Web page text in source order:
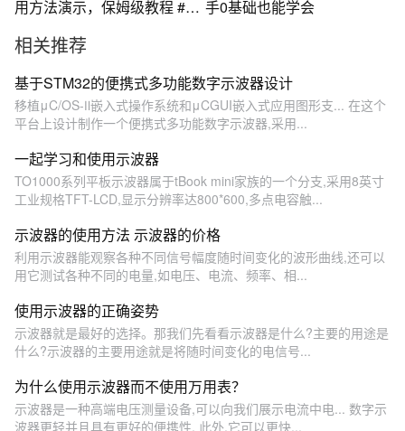
用方法演示，保姆级教程 #示 手0基础也能学会
相关推荐
基于STM32的便携式多功能数字示波器设计
移植μC/OS-Ⅱ嵌入式操作系统和μCGUI嵌入式应用图形支... 在这个
平台上设计制作一个便携式多功能数字示波器,采用...
一起学习和使用示波器
TO1000系列平板示波器属于tBook mini家族的一个分支,采用8英寸
工业规格TFT-LCD,显示分辨率达800*600,多点电容触...
示波器的使用方法 示波器的价格
利用示波器能观察各种不同信号幅度随时间变化的波形曲线,还可以
用它测试各种不同的电量,如电压、电流、频率、相...
使用示波器的正确姿势
示波器就是最好的选择。那我们先看看示波器是什么?主要的用途是
什么?示波器的主要用途就是将随时间变化的电信号...
为什么使用示波器而不使用万用表？
示波器是一种高端电压测量设备,可以向我们展示电流中电... 数字示
波器更轻并且具有更好的便携性, 此外,它可以更快...